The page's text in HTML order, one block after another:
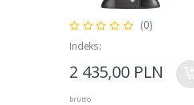
1 630,00PLN
(0)
Indeks:
2 435,00 PLN
brutto